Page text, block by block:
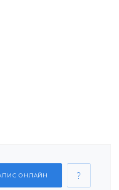
ОНЛАЙН